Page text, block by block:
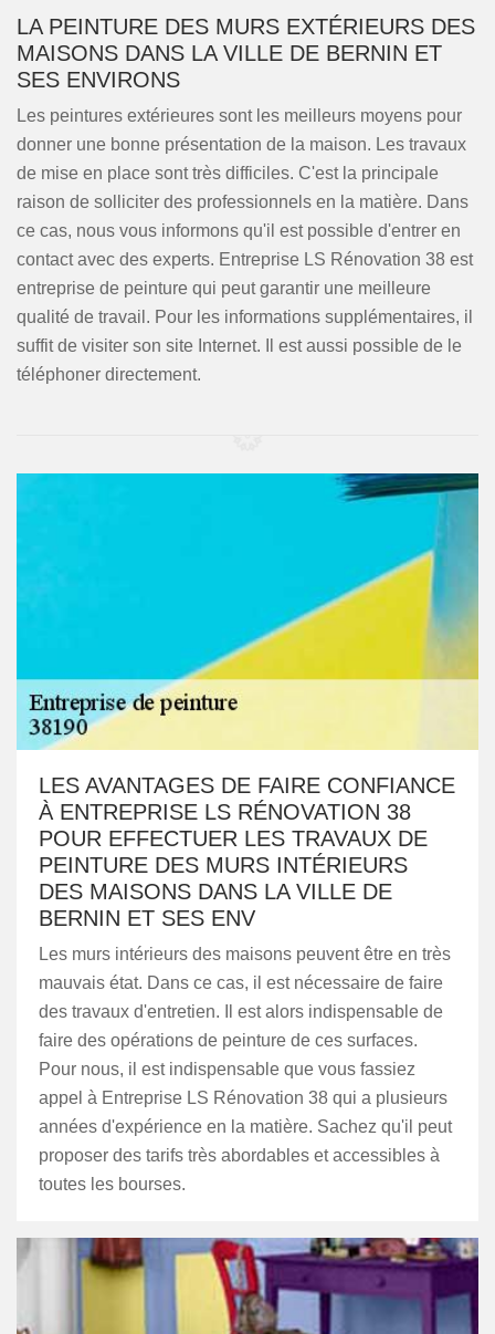
LA PEINTURE DES MURS EXTÉRIEURS DES
MAISONS DANS LA VILLE DE BERNIN ET
SES ENVIRONS
Les peintures extérieures sont les meilleurs moyens pour
donner une bonne présentation de la maison. Les travaux
de mise en place sont très difficiles. C'est la principale
raison de solliciter des professionnels en la matière. Dans
ce cas, nous vous informons qu'il est possible d'entrer en
contact avec des experts. Entreprise LS Rénovation 38 est
entreprise de peinture qui peut garantir une meilleure
qualité de travail. Pour les informations supplémentaires, il
suffit de visiter son site Internet. Il est aussi possible de le
téléphoner directement.
LES AVANTAGES DE FAIRE CONFIANCE
À ENTREPRISE LS RÉNOVATION 38
POUR EFFECTUER LES TRAVAUX DE
PEINTURE DES MURS INTÉRIEURS
DES MAISONS DANS LA VILLE DE
BERNIN ET SES ENV
Les murs intérieurs des maisons peuvent être en très
mauvais état. Dans ce cas, il est nécessaire de faire
des travaux d'entretien. Il est alors indispensable de
faire des opérations de peinture de ces surfaces.
Pour nous, il est indispensable que vous fassiez
appel à Entreprise LS Rénovation 38 qui a plusieurs
années d'expérience en la matière. Sachez qu'il peut
proposer des tarifs très abordables et accessibles à
toutes les bourses.